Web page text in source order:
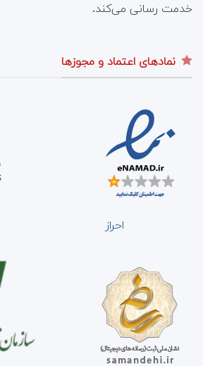
خدمت رسانی می‌کند.
نمادهای اعتماد و مجوزها
احراز